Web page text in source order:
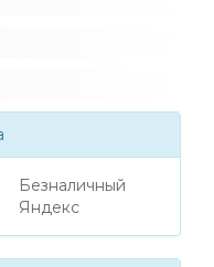
Безналичный
Яндекс